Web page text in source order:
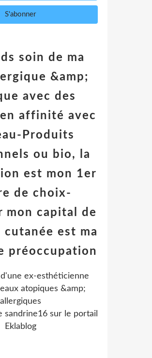
soin de ma
&amp;
avec des
affinité avec
Produits
ou bio, la
est mon 1er
de choix-
mon capital de
est ma
préoccupation
ex-esthéticienne
atopiques &amp;
allergiques
sandrine16sur le portail
Eklablog